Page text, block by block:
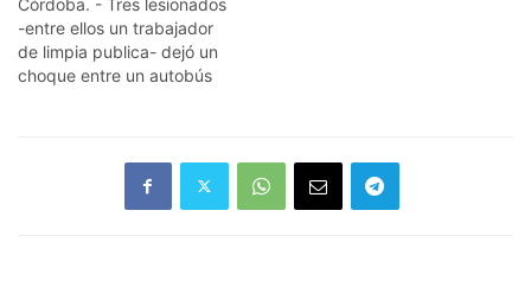
-entre ellos un trabajador
de limpia publica- dejó un
choque entre un autobús
conductor de la Nissan no
respetó la preferencia de